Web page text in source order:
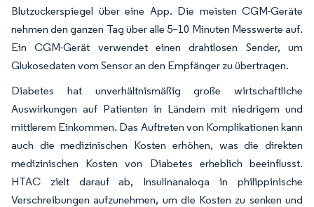
Blutzuckerspiegel über eine App. Die meisten CGM-Geräte
nehmen den ganzen Tag über alle 5–10 Minuten Messwerte auf.
Ein CGM-Gerät verwendet einen drahtlosen Sender, um
Glukosedaten vom Sensor an den Empfänger zu übertragen.
Diabetes hat unverhältnismäßig große wirtschaftliche
Auswirkungen auf Patienten in Ländern mit niedrigem und
mittlerem Einkommen. Das Auftreten von Komplikationen kann
auch die medizinischen Kosten erhöhen, was die direkten
medizinischen Kosten von Diabetes erheblich beeinflusst.
HTAC zielt darauf ab, Insulinanaloga in philippinische
Verschreibungen aufzunehmen, um die Kosten zu senken und